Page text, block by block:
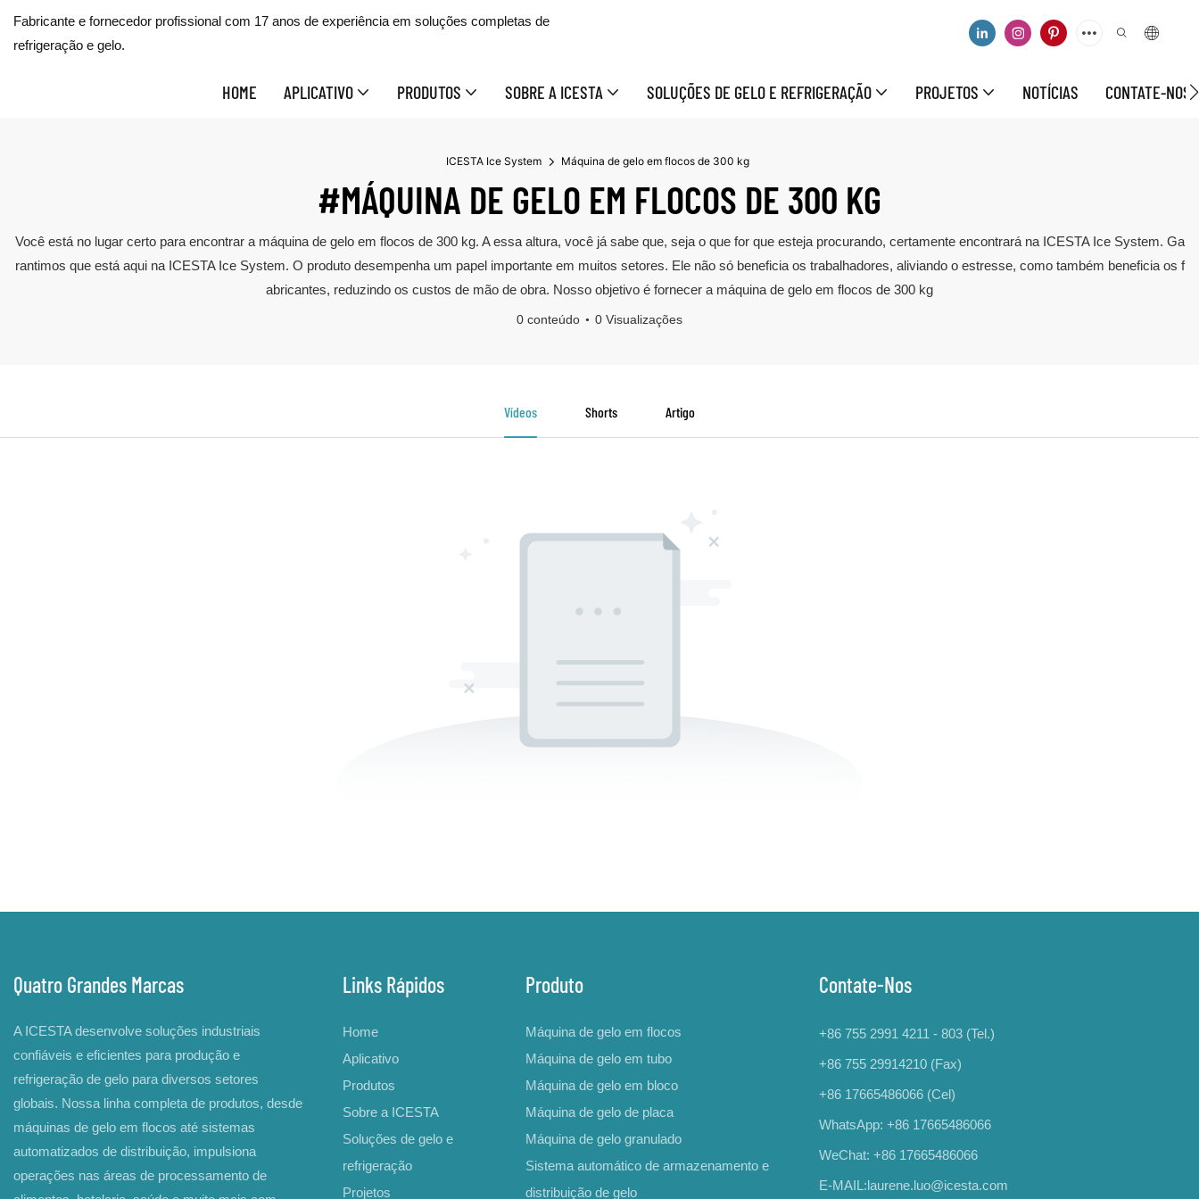
Fabricante e fornecedor profissional com 17 anos de experiência em soluções completas de
refrigeração e gelo.
HOME APLICATIVO PRODUTOS SOBRE A ICESTA SOLUÇÕES DE GELO E REFRIGERAÇÃO PROJETOS NOTÍCIAS CONTATE-NOS
ICESTA Ice System Máquina de gelo em flocos de 300 kg
#MÁQUINA DE GELO EM FLOCOS DE 300 KG
Você está no lugar certo para encontrar a máquina de gelo em flocos de 300 kg. A essa altura, você já sabe que, seja o que for que esteja procurando, certamente encontrará na ICESTA Ice System. Ga
rantimos que está aqui na ICESTA Ice System. O produto desempenha um papel importante em muitos setores. Ele não só beneficia os trabalhadores, aliviando o estresse, como também beneficia os f
abricantes, reduzindo os custos de mão de obra. Nosso objetivo é fornecer a máquina de gelo em flocos de 300 kg
0 conteúdo 0 Visualizações
Vídeos Shorts Artigo
Quatro Grandes Marcas
A ICESTA desenvolve soluções industriais
confiáveis ​​e eficientes para produção e
refrigeração de gelo para diversos setores
globais. Nossa linha completa de produtos, desde
máquinas de gelo em flocos até sistemas
automatizados de distribuição, impulsiona
operações nas áreas de processamento de
Links Rápidos
Home
Aplicativo
Produtos
Sobre a ICESTA
Soluções de gelo e
refrigeração
Projetos
Produto
Máquina de gelo em flocos
Máquina de gelo em tubo
Máquina de gelo em bloco
Máquina de gelo de placa
Máquina de gelo granulado
Sistema automático de armazenamento e
distribuição de gelo
Contate-Nos
+86 755 2991 4211 - 803 (Tel.)
+86 755 29914210 (Fax)
+86 17665486066 (Cel)
WhatsApp: +86 17665486066
WeChat: +86 17665486066
E-MAIL:laurene.luo@icesta.com